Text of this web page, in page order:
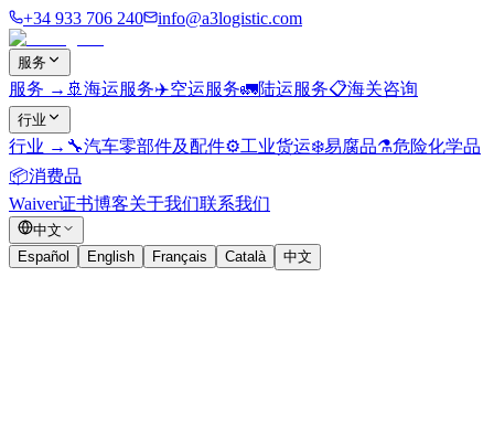
+34 933 706 240 info@a3logistic.com
服务
服务 → 🚢 海运服务✈️空运服务🚛陆运服务📋海关咨询
行业
行业 → 🔧汽车零部件及配件⚙️工业货运❄️易腐品⚗️危险化学品
📦消费品
Waiver证书博客关于我们联系我们
中文
Español
English Français Català 中文